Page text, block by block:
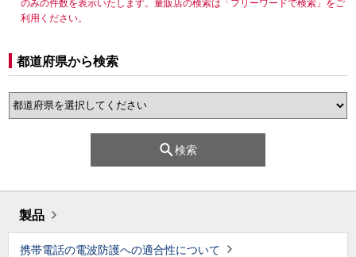
のみの件数を表示いたします。量販店の検索は「フリーワードで検索」をご
利用ください。
都道府県から検索
検索
製品
携帯電話の電波防護への適合性について